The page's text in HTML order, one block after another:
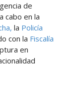
de
cabo en la
la Policía
con la Fiscalía
en